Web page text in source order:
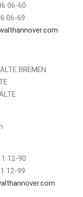
06-60
06-69
BREMEN
12-90
12-99